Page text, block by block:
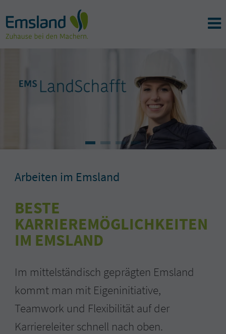
Arbeiten im Emsland
BESTE
KARRIEREMÖGLICHKEITEN
IM EMSLAND
Im mittelständisch geprägten Emsland
kommt man mit Eigeninitiative,
Teamwork und Flexibilität auf der
Karriereleiter schnell nach oben.